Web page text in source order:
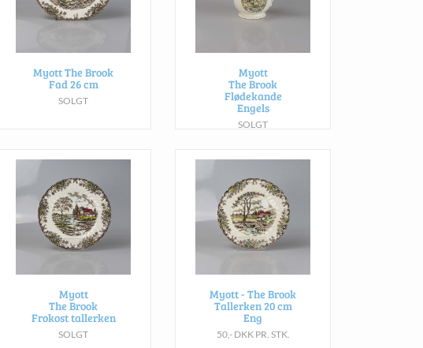
Myott The Brook
Fad 26 cm
SOLGT
Myott
The Brook
Flødekande
Engels
SOLGT
Myott
The Brook
Frokost tallerken
SOLGT
Myott - The Brook
Tallerken 20 cm
Eng
50,- DKK PR. STK.